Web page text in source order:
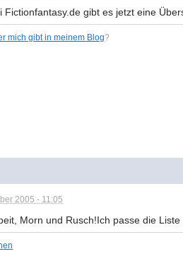
Fictionfantasy.de gibt es jetzt eine
mich gibt in meinem Blog?
2005 - 11:05
Morn und Rusch!Ich passe die